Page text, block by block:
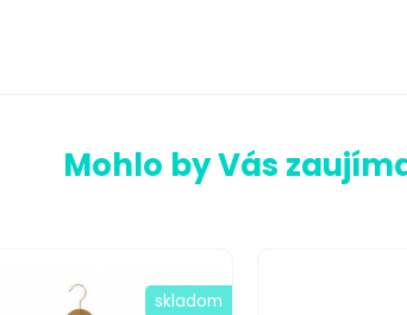
Mohlo by Vás
skladom